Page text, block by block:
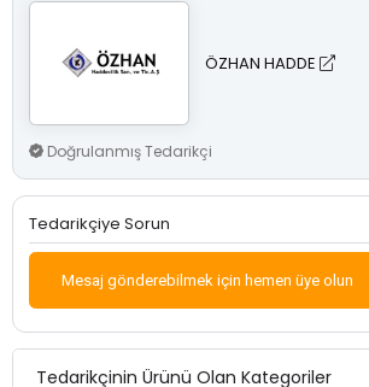
ÖZHAN HADDE
Doğrulanmış Tedarikçi
Tedarikçiye Sorun
Mesaj gönderebilmek için hemen üye olun
Tedarikçinin Ürünü Olan Kategoriler